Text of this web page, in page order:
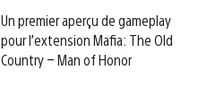
Un premier aperçu de gameplay
pour l’extension Mafia: The Old
Country – Man of Honor